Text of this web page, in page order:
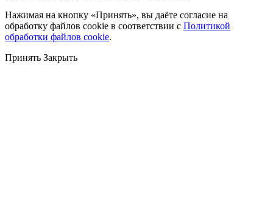
Нажимая на кнопку «Принять», вы даёте согласие на
обработку файлов cookie в соответствии с Политикой
обработки файлов cookie.
Принять Закрыть